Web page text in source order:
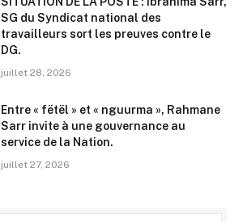
SG du Syndicat national des
travailleurs sort les preuves contre le
DG.
juillet 28, 2026
Entre « fëtël » et « nguurma », Rahmane
Sarr invite à une gouvernance au
service de la Nation.
juillet 27, 2026